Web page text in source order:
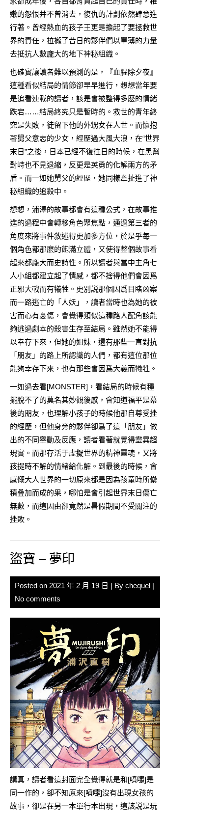
嫩的怨恨并不曾消去，復仇的計劃依然肆意進
行著。曾經熱血的孩子王更是擔起了要拯救世
界的責任，拉攏了昔日的夥伴們以單薄的力量
去抵抗人數龐大的地下神秘組織。
也確實讓讀者難以預測的是，『血腥除夕夜』
這種看似結局的情節卻早早進行，想想當年要
是追看連載的讀者，該是會被整得多麽的情緒
跌宕……結局終究只是暫時的。救世的青年終
究是失敗，徒留下他的外甥女在人世。而懷抱
著舅父意志的少女，經歷過大風大浪，在“世界
末日”之後，日本已經不復往日的時候，在黑幫
對峙也不見退縮，反更是英勇的化解兩方的矛
盾。而一如她舅父的經歷，她同樣牽扯進了神
秘組織的追殺中。
想想，浦澤的故事都會有這種公式，在故事推
進的過程中會轉移角色聚焦點，通過第三者的
角度來將事件敘述得更加多方位，於是乎每一
個角色都那麽的飽滿立體，又使得整個故事看
起來都龐大而史詩性。所以讀者與當中主角七
人小組都建立起了情感，都不捨得他們會因爲
正邪大戰而有犧牲。更別説那個因爲目睹凶案
而一路逃亡的「人妖」，讀者當時也為她的被
害而心有憂傷，會覺得類似這種路人配角該能
夠逃過劇本的殺害生存至結局。雖然她不能得
以幸存下來，但她的姐妹，還有那些一直對抗
「朋友」的路上所認識的人們，都有這位那位
能夠幸存下來，也有那些會因爲大義而犧牲。
一如過去看[MONSTER]，看結局的時候有種
擺脫不了的莫名其妙觀後感，會知道福平是幕
後的朋友，也理解小孩子的時候他那自尊受挫
的經歷，但他身旁的夥伴卻爲了這「朋友」做
出的不同舉動及反應，讀者看著就覺得靈異超
現實。而那存活于虛擬世界的精神靈魂，又將
孩提時不解的情緒給化解。到最後的時候，會
感慨大人世界的一切原來都是因為孩童時所纍
積叠加而成的果，哪怕是會引起世界末日傷亡
無數，而這因由卻竟然是暑假期間不受關注的
挫敗。
盜寶 – 夢印
Posted on 2021 年 2 月 19 日 | By chequel |
No comments
講真，讀者看這封面完全覺得就是和[噴嚏]是
同一作的，卻不知原來[噴嚏]沒有出現女孩的
故事，卻是在另一本單行本出現，這該説是玩